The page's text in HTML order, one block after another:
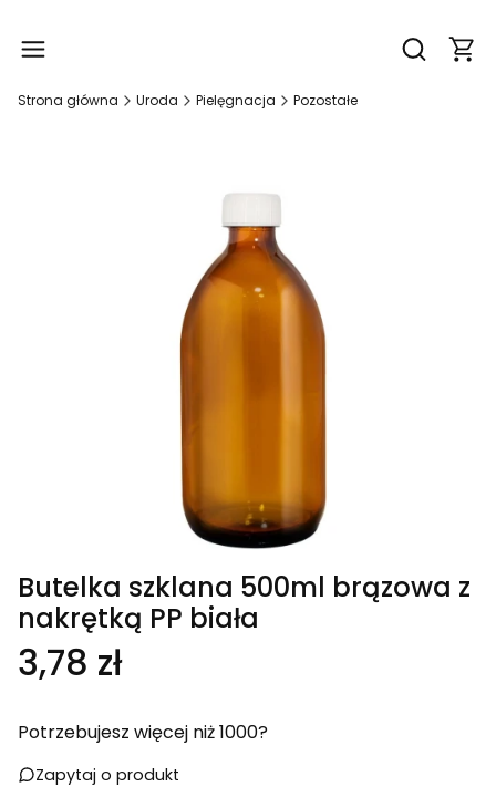
Otwórz
Strona główna Uroda Pielęgnacja Pozostałe
Butelka szklana 500ml brązowa z
nakrętką PP biała
Cena
3,78 zł
Potrzebujesz więcej niż 1000?
Zapytaj o produkt